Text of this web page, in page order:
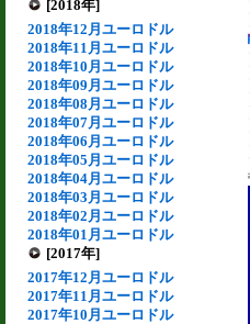
[2018年]
2018年12月ユーロドル
2018年11月ユーロドル
2018年10月ユーロドル
2018年09月ユーロドル
2018年08月ユーロドル
2018年07月ユーロドル
2018年06月ユーロドル
2018年05月ユーロドル
2018年04月ユーロドル
2018年03月ユーロドル
2018年02月ユーロドル
2018年01月ユーロドル
[2017年]
2017年12月ユーロドル
2017年11月ユーロドル
2017年10月ユーロドル